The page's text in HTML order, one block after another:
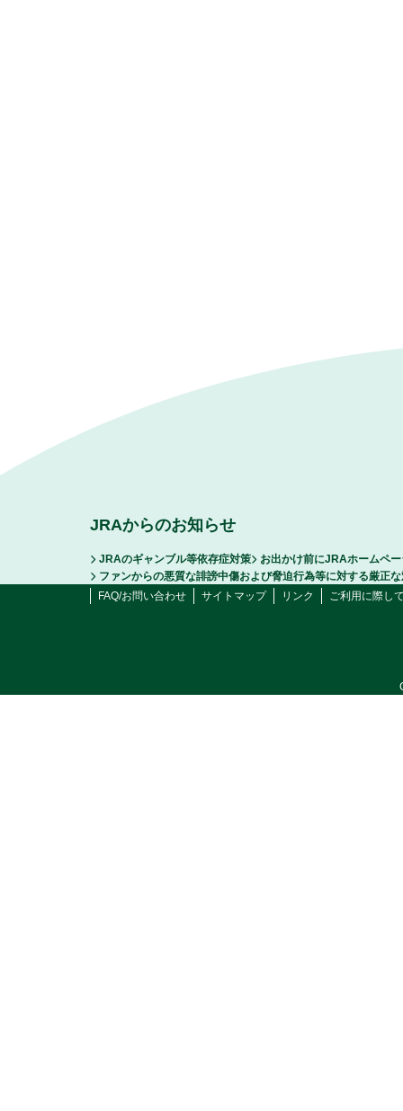
JRAからのお知らせ
JRAのギャンブル等依存症対策
お出かけ前にJRAホームペ
ファンからの悪質な誹謗中傷および脅迫行為等に対する厳正
FAQ/お問い合わせ
サイトマップ リンク ご利用に際し